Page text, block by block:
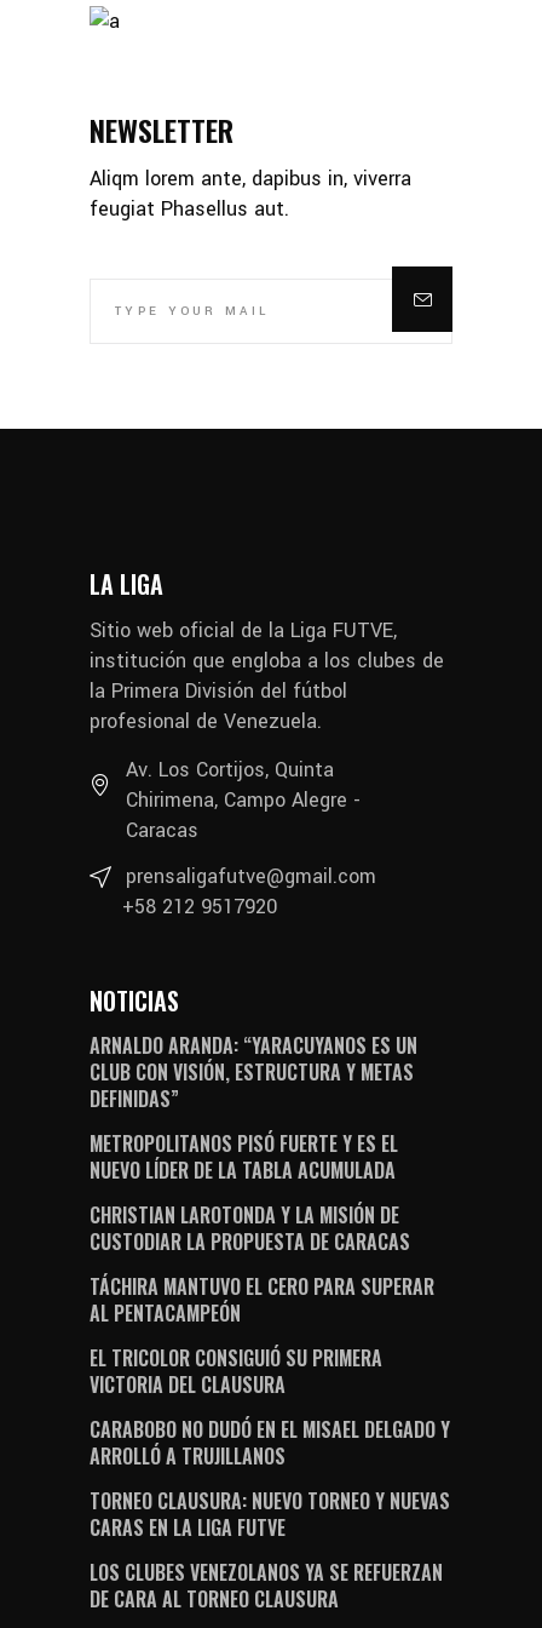
NEWSLETTER
Aliqm lorem ante, dapibus in, viverra
feugiat Phasellus aut.
LA LIGA
Sitio web oficial de la Liga FUTVE,
institución que engloba a los clubes de
la Primera División del fútbol
profesional de Venezuela.
Av. Los Cortijos, Quinta
Chirimena, Campo Alegre -
Caracas
prensaligafutve@gmail.com
+58 212 9517920
NOTICIAS
ARNALDO ARANDA: “YARACUYANOS ES UN
CLUB CON VISIÓN, ESTRUCTURA Y METAS
DEFINIDAS”
METROPOLITANOS PISÓ FUERTE Y ES EL
NUEVO LÍDER DE LA TABLA ACUMULADA
CHRISTIAN LAROTONDA Y LA MISIÓN DE
CUSTODIAR LA PROPUESTA DE CARACAS
TÁCHIRA MANTUVO EL CERO PARA SUPERAR
AL PENTACAMPEÓN
EL TRICOLOR CONSIGUIÓ SU PRIMERA
VICTORIA DEL CLAUSURA
CARABOBO NO DUDÓ EN EL MISAEL DELGADO Y
ARROLLÓ A TRUJILLANOS
TORNEO CLAUSURA: NUEVO TORNEO Y NUEVAS
CARAS EN LA LIGA FUTVE
LOS CLUBES VENEZOLANOS YA SE REFUERZAN
DE CARA AL TORNEO CLAUSURA